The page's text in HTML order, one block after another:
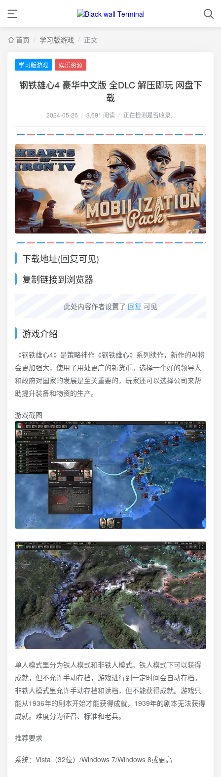
首页 / 学习版游戏 / 正文
学习版游戏 娱乐资源
钢铁雄心4 豪华中文版 全DLC 解压即玩 网盘下
载
2024-05-26 / 3,691 阅读 / 正在检测是否收录...
下载地址(回复可见)
复制链接到浏览器
此处内容作者设置了 回复 可见
游戏介绍
《钢铁雄心4》是策略神作《钢铁雄心》系列续作，新作的AI将
会更加强大，使用了用处更广的新货币。选择一个好的领导人
和政府对国家的发展是至关重要的，玩家还可以选择公司来帮
助提升装备和物资的生产。
游戏截图
单人模式里分为铁人模式和非铁人模式。铁人模式下可以获得
成就，但不允许手动存档，游戏进行到一定时间会自动存档。
非铁人模式里允许手动存档和读档，但不能获得成就。游戏只
能从1936年的剧本开始才能获得成就，1939年的剧本无法获得
成就。难度分为征召、标准和老兵。
推荐要求
系统：Vista（32位）/Windows 7/Windows 8或更高